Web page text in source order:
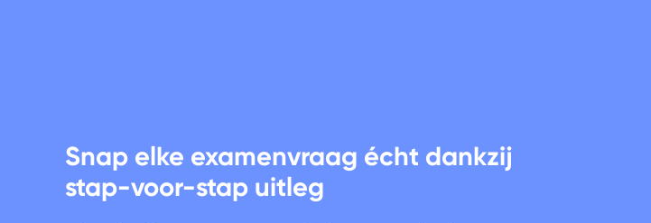
Snap elke examenvraag écht dankzij
stap-voor-stap uitleg